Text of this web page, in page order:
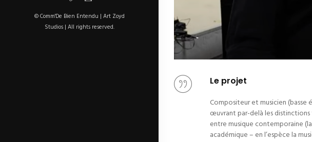
© Comm'De Bien Entendu | Art Zoyd
Studios | All rights reserved.
Le projet
Compositeur et musicien
œuvrant par-delà les
entre musique contemporaine
académique – en l’espèce la